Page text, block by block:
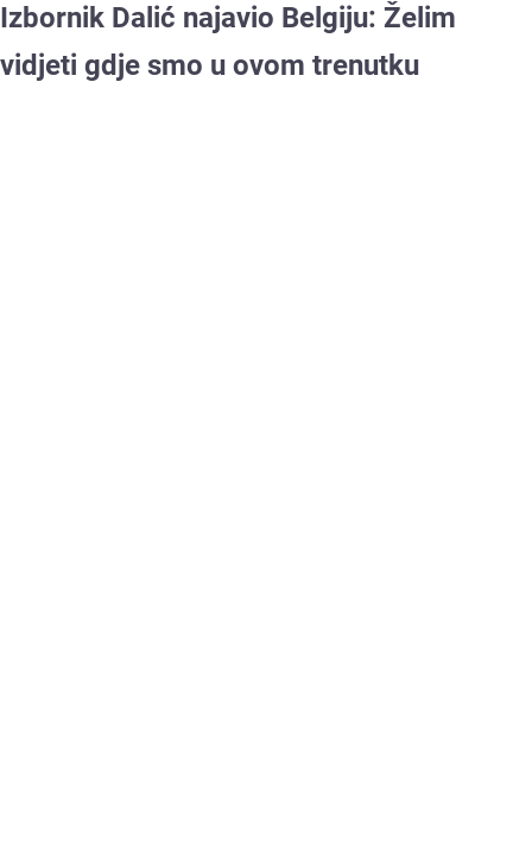
Izbornik Dalić najavio Belgiju: Želim
vidjeti gdje smo u ovom trenutku